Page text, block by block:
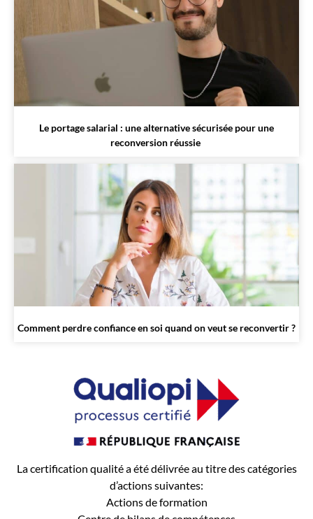
Le portage salarial : une alternative sécurisée pour une
reconversion réussie
Comment perdre confiance en soi quand on veut se reconvertir ?
La certification qualité a été délivrée au titre des catégories
d’actions suivantes:
Actions de formation